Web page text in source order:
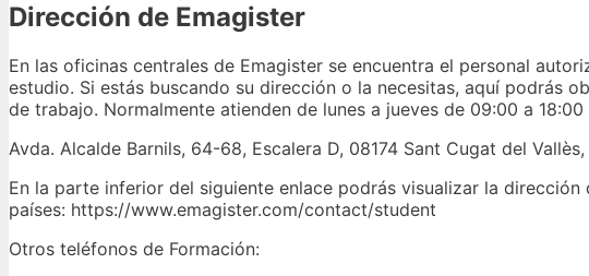
Dirección de Emagister
En las oficinas centrales de Emagister se encuentra el personal
estudio. Si estás buscando su dirección o la necesitas, aquí podrás
de trabajo. Normalmente atienden de lunes a jueves de 09:00 a
Avda. Alcalde Barnils, 64-68, Escalera D, 08174 Sant Cugat del
En la parte inferior del siguiente enlace podrás visualizar la
países: https://www.emagister.com/contact/student
Otros teléfonos de Formación: